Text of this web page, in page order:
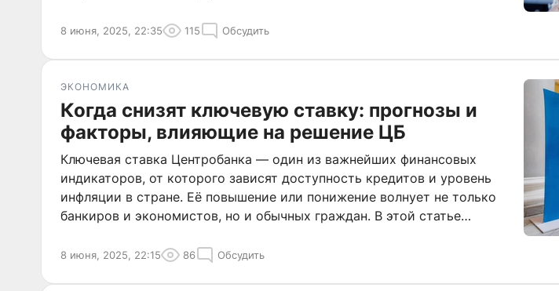
8 июня, 2025, 22:35 115 Обсудить
ЭКОНОМИКА
Когда снизят ключевую ставку: прогнозы и
факторы, влияющие на решение ЦБ
Ключевая ставка Центробанка — один из важнейших финансовых
индикаторов, от которого зависят доступность кредитов и уровень
инфляции в стране. Её повышение или понижение волнует не только
банкиров и экономистов, но и обычных граждан. В этой статье
может произойти.
8 июня, 2025, 22:15 86 Обсудить